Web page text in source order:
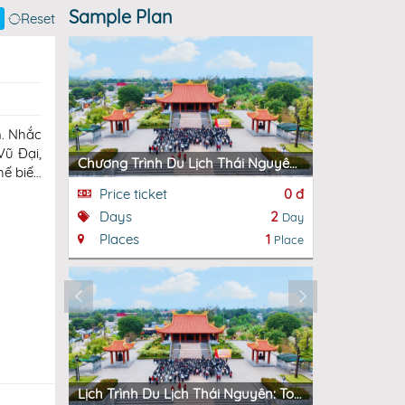
Reset
Nhắc
Đại,
biến
Sample Plan
Chương Trình Du Lịch Thái Nguyên Tour 4: 02 Ngày
Price ticket
0 đ
Days
2 Day
Places 1 Place
Lịch Trình Du Lịch Thái Nguyên: Tour 3 - 01 Ngày